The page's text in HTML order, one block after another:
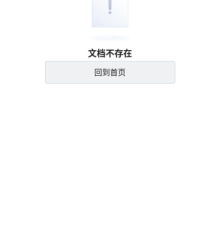
文档不存在
回到首页